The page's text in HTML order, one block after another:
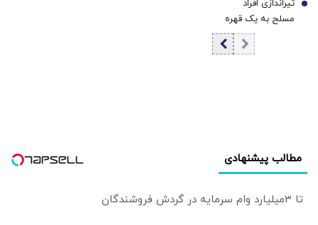
توضیح داد
تیراندازی افراد
مسلح به یک قهره
خانه در زاهدان/ 2
نفر جان باختند
7
مطالب پیشنهادی
تا 3میلیارد وام سرمایه در گردش فروشندگان